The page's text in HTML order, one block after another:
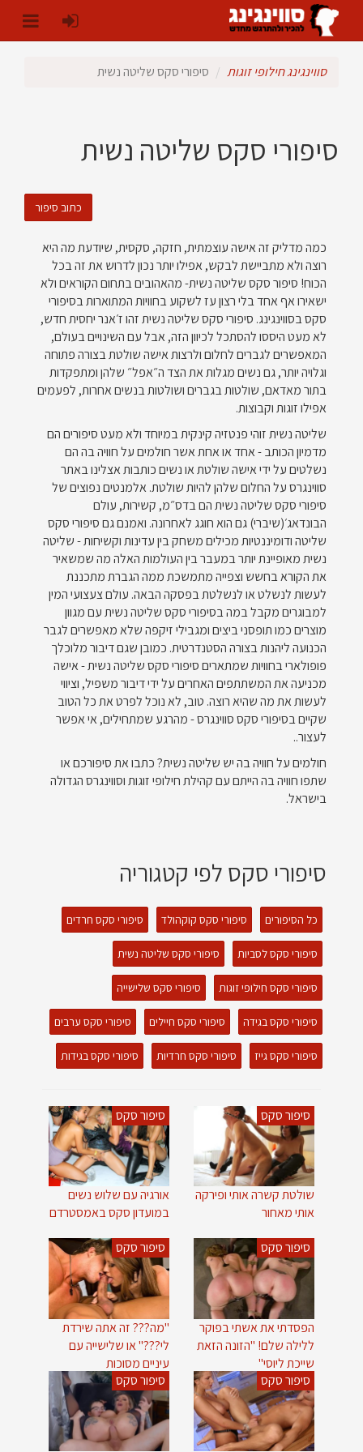
סווינגינג חילופי זוגות סיפורי סקס שליטה נשית
סיפורי סקס שליטה נשית
כתוב סיפור
כמה מדליק זה אישה עוצמתית, חזקה, סקסית, שיודעת מה היא
רוצה ולא מתביישת לבקש, אפילו יותר נכון לדרוש את זה בכל
הכוח! סיפור סקס שליטה נשית- מהאהובים בתחום הקוראים ולא
ישאירו אף אחד בלי רצון עז לשקוע בחוויות המתוארות בסיפורי
סקס בסווינגינג. סיפורי סקס שליטה נשית זהו ז׳אנר יחסית חדש,
לא מעט היססו להסתכל לכיוון הזה, אבל עם השינויים בעולם,
המאפשרים לגברים לחלום ולרצות אישה שולטת בצורה פתוחה
וגלויה יותר, גם נשים מגלות את הצד ה״אפל״ שלהן ומתפקדות
בתור מאדאם, שולטות בגברים ושולטות בנשים אחרות, לפעמים
אפילו זוגות וקבוצות.
שליטה נשית זוהי פנטזיה קינקית במיוחד ולא מעט סיפורים הם
מדמיון הכותב - אחד או אחת אשר חולמים על חוויה בה הם
נשלטים על ידי אישה שולטת או נשים כותבות אצלינו באתר
סווינגרס על החלום שלהן להיות שולטת. אלמנטים נפוצים של
סיפורי סקס שליטה נשית הם בדס״מ, קשירות, עולם
הבונדאג׳(שיברי) גם הוא חוגג לאחרונה. ואמנם גם סיפורי סקס
שליטה ודומיננטיות מכילים משחק בין עדינות וקשיחות - שליטה
נשית מאופיינת יותר במעבר בין העולמות האלה מה שמשאיר
את הקורא בחשש וצפייה מתמשכת ממה הגברת מתכננת
לעשות לנשלט או לנשלטת בפסקה הבאה. עולם צעצועי המין
למבוגרים מקבל במה בסיפורי סקס שליטה נשית עם מגוון
מוצרים כמו תופסני ביצים ומגבילי זיקפה שלא מאפשרים לגבר
הכנועה ליהנות בצורה הסטנדרטית. כמובן שגם דיבור מלוכלך
פופולארי בחוויות שמתארים סיפורי סקס שליטה נשית - אישה
מכניעה את המשתתפים האחרים על ידי דיבור משפיל, וציווי
לעשות את מה שהיא רוצה. טוב, לא נוכל לפרט את כל הטוב
שקיים בסיפורי סקס סווינגרס - מהרגע שמתחילים, אי אפשר
לעצור..
חולמים על חוויה בה יש שליטה נשית? כתבו את סיפורכם או
שתפו חוויה בה הייתם עם קהילת חילופי זוגות וסווינגרס הגדולה
בישראל.
סיפורי סקס לפי קטגוריה
כל הסיפורים סיפורי סקס קוקהולד סיפורי סקס חרדים
סיפורי סקס לסביות סיפורי סקס שליטה נשית
סיפורי סקס חילופי זוגות סיפורי סקס שלישייה
סיפורי סקס בגידה סיפורי סקס חיילים סיפורי סקס ערבים
סיפורי סקס גייז סיפורי סקס חרדיות סיפורי סקס בגידות
שולטת קשרה אותי ופירקה
אותי מאחור
סיפור סקס
אורגיה עם שלוש נשים
במועדון סקס באמסטרדם
סיפור סקס
הפסדתי את אשתי בפוקר
ללילה שלם! "הזונה הזאת
שייכת ליוסי"
סיפור סקס
"מה??? זה אתה שירדת
לי???" או שלישייה עם
עיניים מסוכות
סיפור סקס
סיפור סקס סיפור סקס